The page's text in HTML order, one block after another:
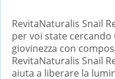
RevitaNaturalis Snail
per voi state
giovinezza con
RevitaNaturalis Snail
aiuta a liberare la